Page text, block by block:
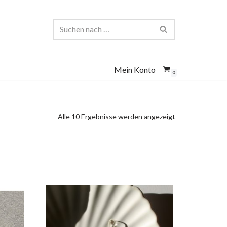
Mein Konto 0
Alle 10 Ergebnisse werden angezeigt